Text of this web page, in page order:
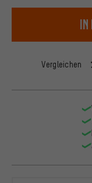
In
Vergleichen